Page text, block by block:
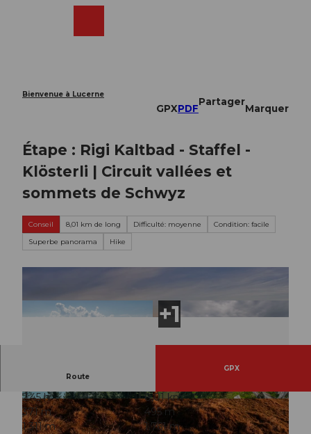
Bienvenue à Lucerne
GPXPDF
Partager
Marquer
Étape : Rigi Kaltbad - Staffel -
Klösterli | Circuit vallées et
sommets de Schwyz
Conseil 8,01 km de long Difficulté: moyenne
Condition: facile
Superbe panorama
Hike
© Michael Meusburger, RIGI BAHNEN AG © Michael Meusburger, RIGI BAHNEN AG
Route
GPX
2:45 h
8,01 km
371 m
495 m
1.311 m
1.761 m